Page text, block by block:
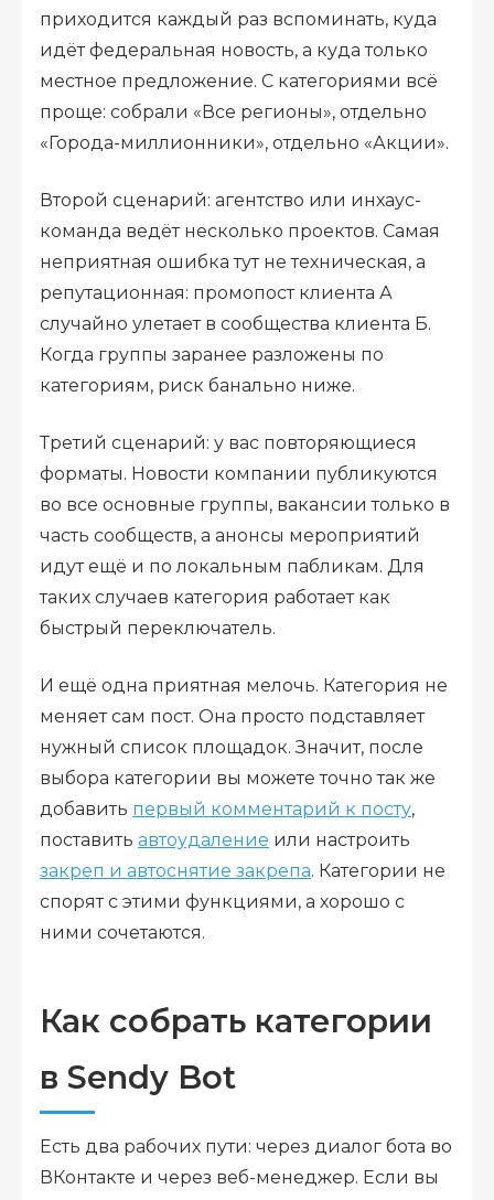
приходится каждый раз вспоминать, куда
идёт федеральная новость, а куда только
местное предложение. С категориями всё
проще: собрали «Все регионы», отдельно
«Города-миллионники», отдельно «Акции».
Второй сценарий: агентство или инхаус-
команда ведёт несколько проектов. Самая
неприятная ошибка тут не техническая, а
репутационная: промопост клиента А
случайно улетает в сообщества клиента Б.
Когда группы заранее разложены по
категориям, риск банально ниже.
Третий сценарий: у вас повторяющиеся
форматы. Новости компании публикуются
во все основные группы, вакансии только в
часть сообществ, а анонсы мероприятий
идут ещё и по локальным пабликам. Для
таких случаев категория работает как
быстрый переключатель.
И ещё одна приятная мелочь. Категория не
меняет сам пост. Она просто подставляет
нужный список площадок. Значит, после
выбора категории вы можете точно так же
добавить первый комментарий к посту,
поставить автоудаление или настроить
закреп и автоснятие закрепа. Категории не
спорят с этими функциями, а хорошо с
ними сочетаются.
Как собрать категории
в Sendy Bot
Есть два рабочих пути: через диалог бота во
ВКонтакте и через веб-менеджер. Если вы